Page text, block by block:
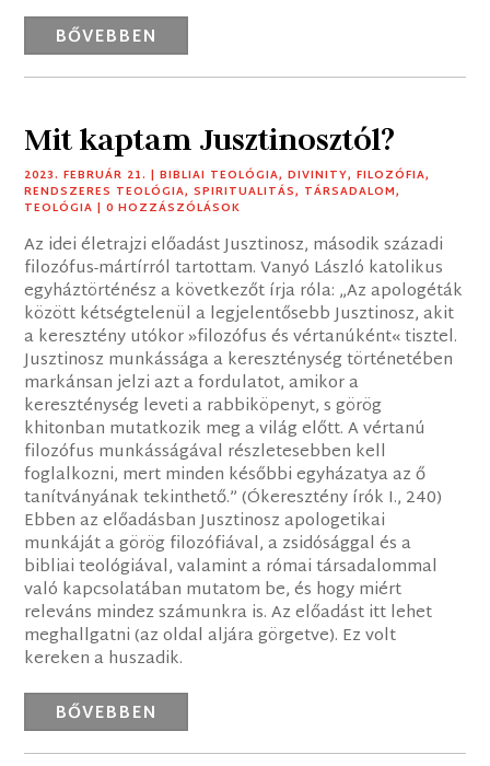
BŐVEBBEN
Mit kaptam Jusztinosztól?
2023. FEBRUÁR 21. |BIBLIAI TEOLÓGIA,DIVINITY,FILOZÓFIA,
RENDSZERES TEOLÓGIA,SPIRITUALITÁS, TÁRSADALOM,
TEOLÓGIA | 0 HOZZÁSZÓLÁSOK
Az idei életrajzi előadást Jusztinosz, második századi
filozófus-mártírról tartottam. Vanyó László katolikus
egyháztörténész a következőt írja róla: „Az apologéták
között kétségtelenül a legjelentősebb Jusztinosz, akit
a keresztény utókor »filozófus és vértanúként« tisztel.
Jusztinosz munkássága a kereszténység történetében
markánsan jelzi azt a fordulatot, amikor a
kereszténység leveti a rabbiköpenyt, s görög
khitonban mutatkozik meg a világ előtt. A vértanú
filozófus munkásságával részletesebben kell
foglalkozni, mert minden későbbi egyházatya az ő
tanítványának tekinthető.” (Ókeresztény írók I., 240)
Ebben az előadásban Jusztinosz apologetikai
munkáját a görög filozófiával, a zsidósággal és a
bibliai teológiával, valamint a római társadalommal
való kapcsolatában mutatom be, és hogy miért
releváns mindez számunkra is. Az előadást itt lehet
meghallgatni (az oldal aljára görgetve). Ez volt
kereken a huszadik.
BŐVEBBEN